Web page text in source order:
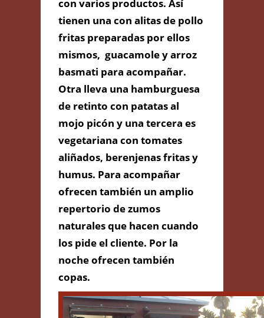
con varios productos. Así
tienen una con alitas de pollo
fritas preparadas por ellos
mismos, guacamole y arroz
basmati para acompañar.
Otra lleva una hamburguesa
de retinto con patatas al
mojo picón y una tercera es
vegetariana con tomates
aliñados, berenjenas fritas y
humus. Para acompañar
ofrecen también un amplio
repertorio de zumos
naturales que hacen cuando
los pide el cliente. Por la
noche ofrecen también
copas.
Enviar Mensaje